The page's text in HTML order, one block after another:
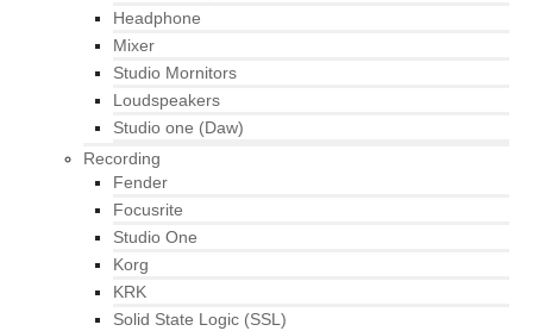
Headphone
Mixer
Studio Mornitors
Loudspeakers
Studio one (Daw)
Recording
Fender
Focusrite
Studio One
Korg
KRK
Solid State Logic (SSL)